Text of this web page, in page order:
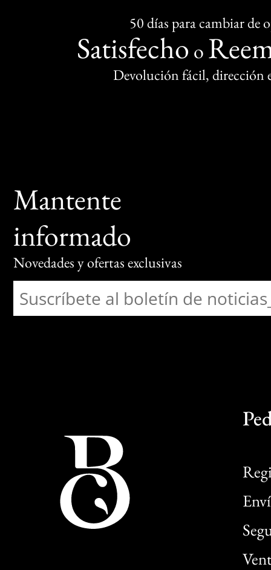
50 días para cambiar de
Satisfecho o
Devolución fácil, dirección
Mantente
informado
Novedades y ofertas exclusivas